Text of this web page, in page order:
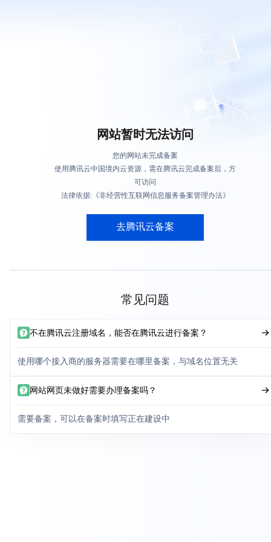
网站暂时无法访问
您的网站未完成备案
使用腾讯云中国境内云资源，需在腾讯云完成备案后，方
可访问
法律依据:《非经营性互联网信息服务备案管理办法》
去腾讯云备案
常见问题
不在腾讯云注册域名，能否在腾讯云进行备案？
使用哪个接入商的服务器需要在哪里备案，与域名位置无关
网站网页未做好需要办理备案吗？
需要备案，可以在备案时填写正在建设中